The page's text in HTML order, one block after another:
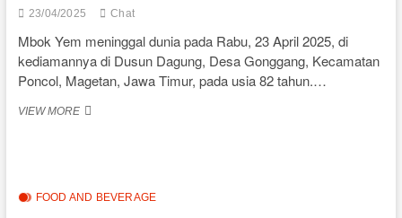
23/04/2025 Chat
Mbok Yem meninggal dunia pada Rabu, 23 April 2025, di
kediamannya di Dusun Dagung, Desa Gonggang, Kecamatan
Poncol, Magetan, Jawa Timur, pada usia 82 tahun.…
VIEW MORESIAPAKAH
FOOD AND BEVERAGE